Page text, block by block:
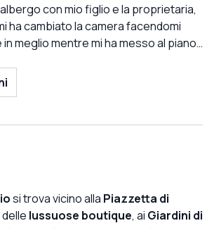
con mio figlio e la proprietaria,
meglio mentre mi ha messo al piano
e la camera piccolissima. Per non
al quanto ridicola, praticamente
che non lo avevano, quando hanno
proprietaria mi ha detto che non
parlare della totale mancanza di
lo scarico che funzionava
si trova vicino alla Piazzetta di
lussuose boutique, ai Giardini di